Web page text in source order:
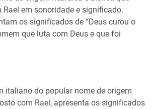
em sonoridade e significado.
os significados de “Deus curou o
que luta com Deus e que foi
italiano do popular nome de origem
com Rael, apresenta os significados